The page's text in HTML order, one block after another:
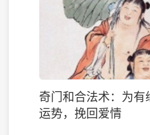
奇门和合法术：为有
运势，挽回爱情